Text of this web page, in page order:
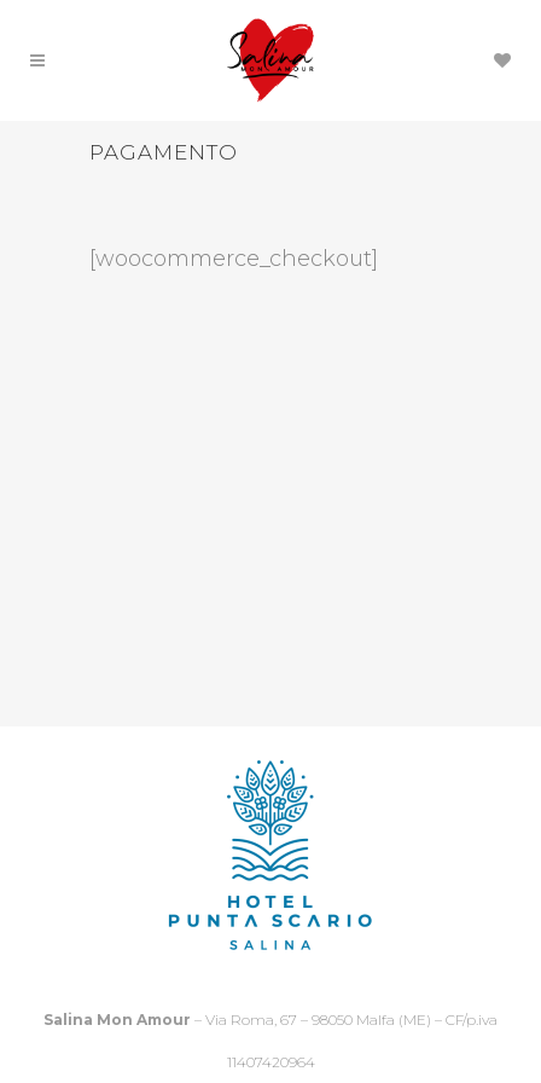
PAGAMENTO
[woocommerce_checkout]
Salina Mon Amour – Via Roma, 67 – 98050 Malfa (ME) – CF/p.iva
11407420964